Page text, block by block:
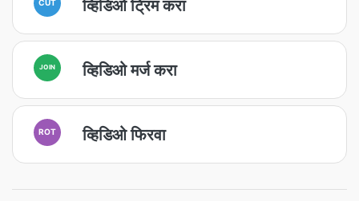
CUT व्हिडिओ ट्रिम करा
JOIN व्हिडिओ मर्ज करा
ROT व्हिडिओ फिरवा